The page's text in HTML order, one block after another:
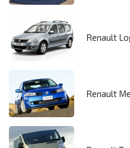
Renault
Renault